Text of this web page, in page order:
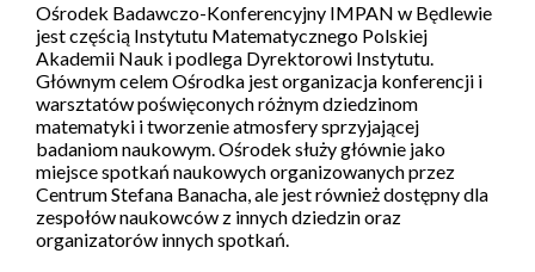
Ośrodek Badawczo-Konferencyjny IMPAN w Będlewie
jest częścią Instytutu Matematycznego Polskiej
Akademii Nauk i podlega Dyrektorowi Instytutu.
Głównym celem Ośrodka jest organizacja konferencji i
warsztatów poświęconych różnym dziedzinom
matematyki i tworzenie atmosfery sprzyjającej
badaniom naukowym. Ośrodek służy głównie jako
miejsce spotkań naukowych organizowanych przez
Centrum Stefana Banacha, ale jest również dostępny dla
zespołów naukowców z innych dziedzin oraz
organizatorów innych spotkań.